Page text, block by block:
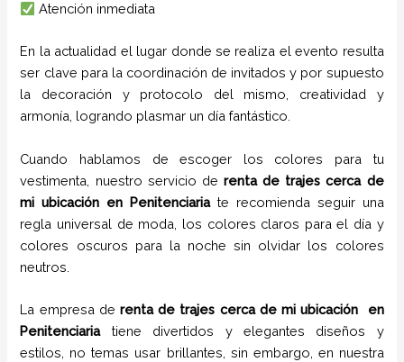
Atención inmediata
En la actualidad el lugar donde se realiza el evento resulta
ser clave para la coordinación de invitados y por supuesto
la decoración y protocolo del mismo, creatividad y
armonía, logrando plasmar un día fantástico.
Cuando hablamos de escoger los colores para tu
vestimenta, nuestro servicio de renta de trajes cerca de
mi ubicación enPenitenciariate recomienda seguir una
regla universal de moda, los colores claros para el día y
colores oscuros para la noche sin olvidar los colores
neutros.
La empresa derenta de trajes cerca de mi ubicación
en
Penitenciaria
tiene
divertidos y elegantes diseños y
estilos,
no temas usar brillantes, sin embargo, en nuestra